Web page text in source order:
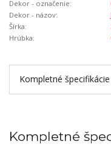
Dekor - označenie:
Dekor - názov:
Šírka:
Hrúbka:
Kompletné špecifikácie
Kompletné